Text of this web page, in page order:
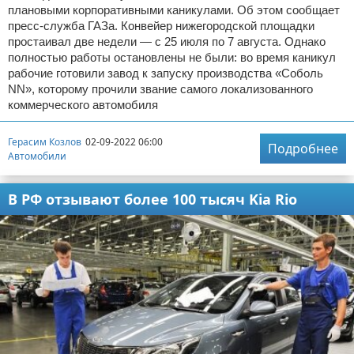
плановыми корпоративными каникулами. Об этом сообщает
пресс-служба ГАЗа. Конвейер нижегородской площадки
простаивал две недели — с 25 июля по 7 августа. Однако
полностью работы остановлены не были: во время каникул
рабочие готовили завод к запуску производства «Соболь
NN», которому прочили звание самого локализованного
коммерческого автомобиля
Герасим Козлов 02-09-2022 06:00
Автомобили
Подробнее
В РФ отзывают более 100 тысяч Kia Rio